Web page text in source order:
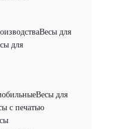
Весы для
для
Весы для
с печатью